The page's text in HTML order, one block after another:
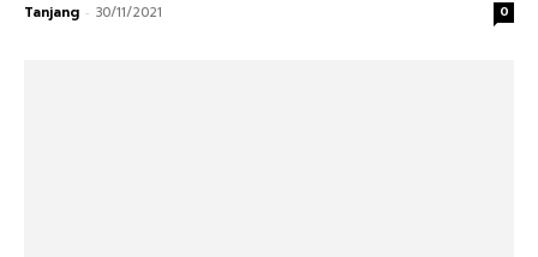
Tanjang - 30/11/2021 0